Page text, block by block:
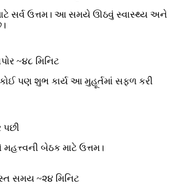
સર્વ ઉત્તમ। આ સમયે ઊઠવું સ્વાસ્થ્ય અને
~૪૮ મિનિટ
કોઈ પણ શુભ કાર્ય આ મુહૂર્તમાં સફળ કરી
પછી
મહત્ત્વની બેઠક માટે ઉત્તમ।
સમય ~૨૪ મિનિટ